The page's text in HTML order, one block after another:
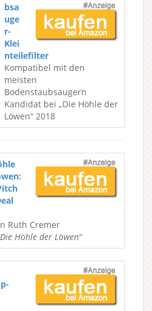
bsa
uge
r-
Klei
nteilefilter
Kompatibel mit den
meisten
Bodenstaubsaugern
Kandidat bei „Die Höhle der
Löwen“ 2018
Ruth Cremer
Höhle der Löwen“